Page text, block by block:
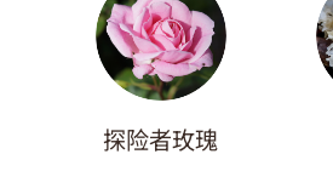
探险者玫瑰